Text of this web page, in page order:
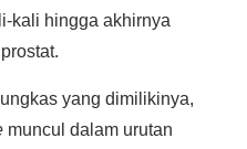
kali hingga akhirnya
yang dimilikinya,
muncul dalam urutan